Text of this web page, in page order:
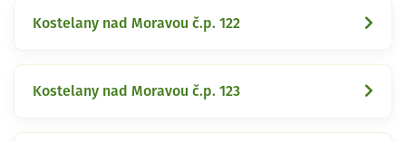
Kostelany nad Moravou č.p. 122
Kostelany nad Moravou č.p. 123